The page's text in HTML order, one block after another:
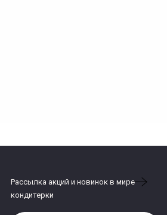
Рассылка акций и новинок в мире
кондитерки